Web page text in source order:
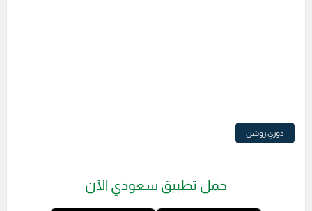
دوري روشن
حمل تطبيق سعودي الآن